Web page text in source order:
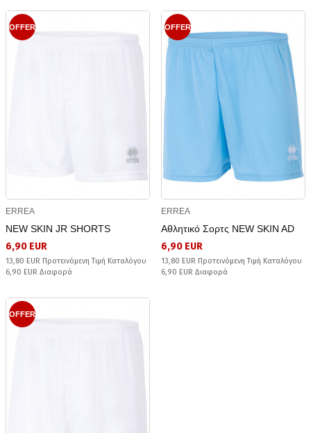
OFFER
ERREA
NEW SKIN JR SHORTS
6,90 EUR
13,80 EUR Προτεινόμενη Τιμή Καταλόγου
6,90 EUR Διαφορά
OFFER
ERREA
Αθλητικό Σορτς NEW SKIN AD
6,90 EUR
13,80 EUR Προτεινόμενη Τιμή Καταλόγου
6,90 EUR Διαφορά
OFFER